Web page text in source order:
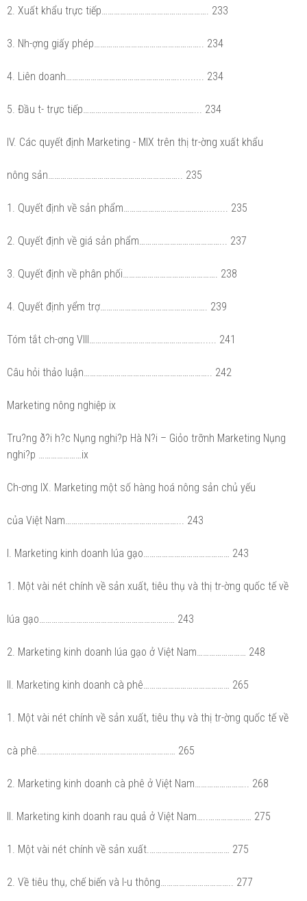
2. Xuất khẩu trực tiếp……………………………………………. 233
3. Nh-ợng giấy phép…………………………………………….. 234
4. Liên doanh……………………………………………….......... 234
5. Đầu t- trực tiếp………………………………………………... 234
IV. Các quyết định Marketing - MIX trên thị tr-ờng xuất khẩu
nông sản……………………………………………………….. 235
1. Quyết định về sản phẩm…………………………………......... 235
2. Quyết định về giá sản phẩm…………………………………... 237
3. Quyết định về phân phối………………………………………. 238
4. Quyết định yểm trợ……………………………………………. 239
Tóm tắt ch-ơng VIII………………………………………………...... 241
Câu hỏi thảo luận…………………………………………………….. 242
Marketing nông nghiệp ix
Tru?ng ð?i h?c Nụng nghi?p Hà N?i – Giỏo trỡnh Marketing Nụng
nghi?p …………………ix
Ch-ơng IX. Marketing một số hàng hoá nông sản chủ yếu
của Việt Nam………………………………………………... 243
I. Marketing kinh doanh lúa gạo…………………………………… 243
1. Một vài nét chính về sản xuất, tiêu thụ và thị tr-ờng quốc tế về
lúa gạo………………………………………………………… 243
2. Marketing kinh doanh lúa gạo ở Việt Nam…………………… 248
II. Marketing kinh doanh cà phê…………………………………… 265
1. Một vài nét chính về sản xuất, tiêu thụ và thị tr-ờng quốc tế về
cà phê.………………………………………………………… 265
2. Marketing kinh doanh cà phê ở Việt Nam…………………….. 268
II. Marketing kinh doanh rau quả ở Việt Nam…..………………… 275
1. Một vài nét chính về sản xuất.………………………………… 275
2. Về tiêu thụ, chế biến và l-u thông…………………………….. 277